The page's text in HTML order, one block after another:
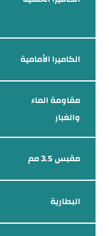
الكاميرا الأمامية
مقاومة الماء
والغبار
مقبس 3.5 مم
البطارية